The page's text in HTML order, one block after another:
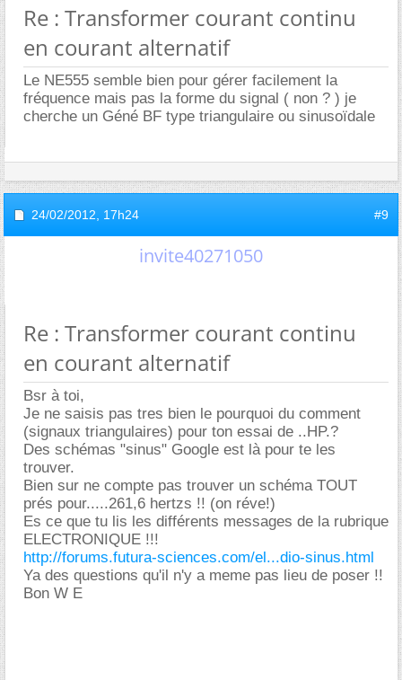
Re : Transformer courant continu
en courant alternatif
Le NE555 semble bien pour gérer facilement la
fréquence mais pas la forme du signal ( non ? ) je
cherche un Géné BF type triangulaire ou sinusoïdale
24/02/2012, 17h24 #9
invite40271050
Re : Transformer courant continu
en courant alternatif
Bsr à toi,
Je ne saisis pas tres bien le pourquoi du comment
(signaux triangulaires) pour ton essai de ..HP.?
Des schémas "sinus" Google est là pour te les
trouver.
Bien sur ne compte pas trouver un schéma TOUT
prés pour.....261,6 hertzs !! (on réve!)
Es ce que tu lis les différents messages de la rubrique
ELECTRONIQUE !!!
http://forums.futura-sciences.com/el...dio-sinus.html
Ya des questions qu'il n'y a meme pas lieu de poser !!
Bon W E